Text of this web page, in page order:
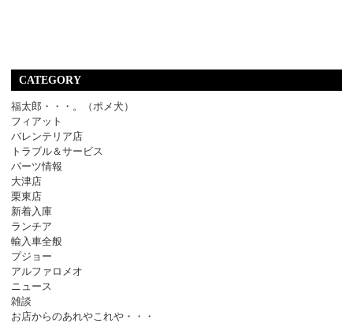
CATEGORY
福太郎・・・。（ポメ犬）
フィアット
バレンテリア店
トラブル＆サービス
パーツ情報
大津店
栗東店
新着入庫
ランチア
輸入車全般
プジョー
アルファロメオ
ニュース
雑談
お店からのあれやこれや・・・